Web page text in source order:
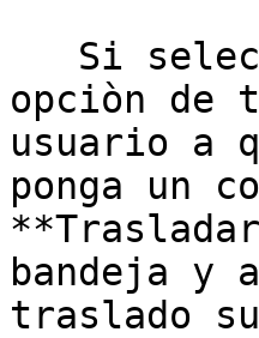
opciòn de
usuario a
ponga un
bandeja y
traslado